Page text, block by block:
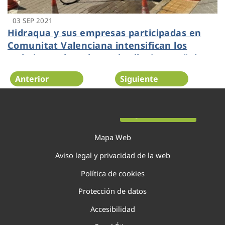
03 SEP 2021
Hidraqua y sus empresas participadas en
Comunitat Valenciana intensifican los
trabajos en la red ante las lluvias otoñales
Anterior Siguiente
Mapa Web
Aviso legal y privacidad de la web
Política de cookies
Protección de datos
Accesibilidad